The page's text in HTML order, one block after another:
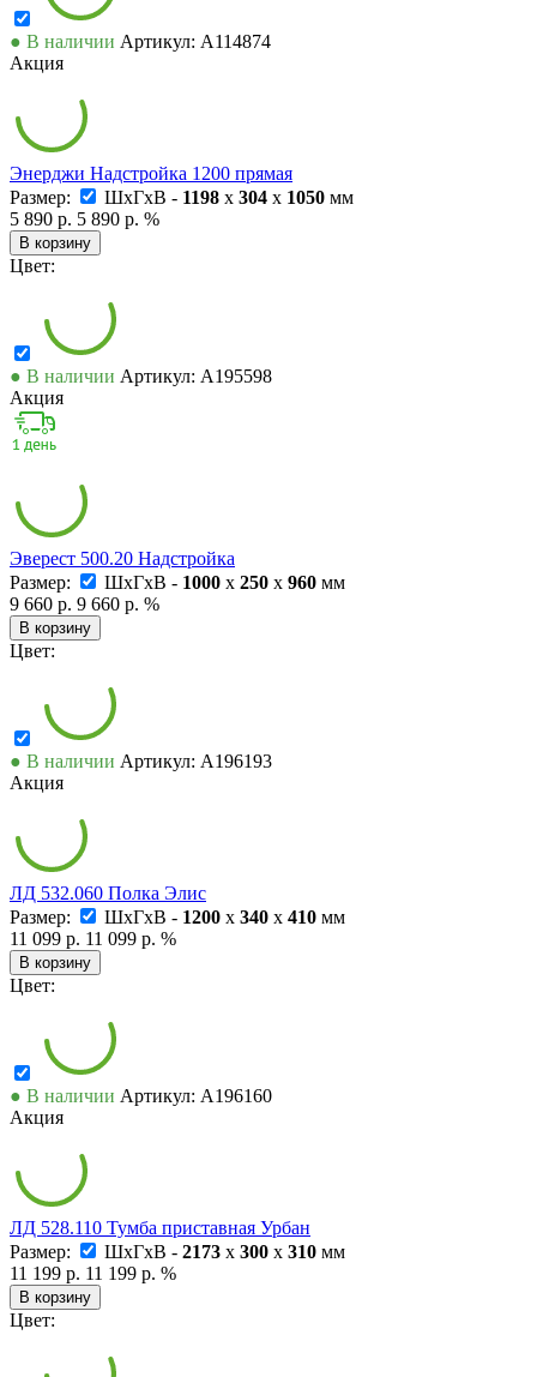
● В наличии Артикул: А114874
Акция
Энерджи Надстройка 1200 прямая
Размер:
ШxГxВ - 1198 x 304 x 1050 мм
5 890 р. 5 890 р. %
В корзину
Цвет:
● В наличии Артикул: А195598
Акция
Эверест 500.20 Надстройка
Размер:
ШxГxВ - 1000 x 250 x 960 мм
9 660 р. 9 660 р. %
В корзину
Цвет:
● В наличии Артикул: А196193
Акция
ЛД 532.060 Полка Элис
Размер:
ШxГxВ - 1200 x 340 x 410 мм
11 099 р. 11 099 р. %
В корзину
Цвет:
● В наличии Артикул: А196160
Акция
ЛД 528.110 Тумба приставная Урбан
Размер:
ШxГxВ - 2173 x 300 x 310 мм
11 199 р. 11 199 р. %
В корзину
Цвет: